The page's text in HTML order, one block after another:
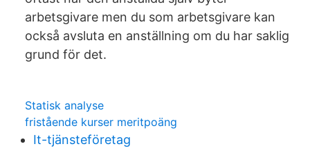
arbetsgivare men du som arbetsgivare kan
också avsluta en anställning om du har saklig
grund för det.
Statisk analyse
fristående kurser meritpoäng
It-tjänsteföretag